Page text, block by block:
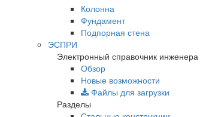
Колонна
Фундамент
Подпорная стена
ЭСПРИ
Электронный справочник инженера
Обзор
Новые возможности
Файлы для загрузки
Разделы